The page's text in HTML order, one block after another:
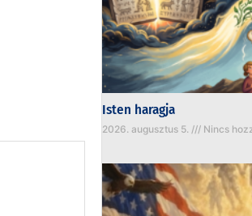
Isten haragja
2026. augusztus 5. Nincs